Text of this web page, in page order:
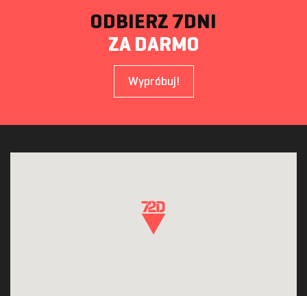
ODBIERZ 7DNI
ZA DARMO
Wypróbuj!